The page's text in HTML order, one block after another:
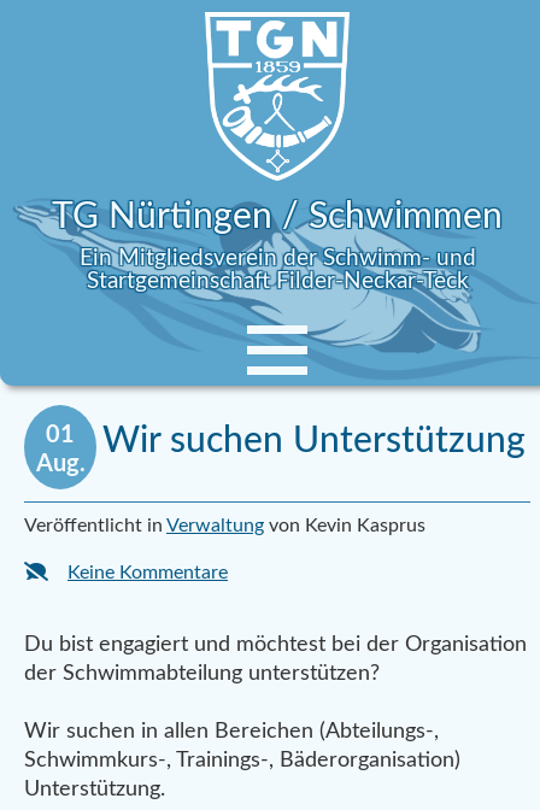
TG Nürtingen / Schwimmen
Ein Mitgliedsverein der Schwimm- und
Startgemeinschaft Filder-Neckar-Teck
01
Aug.
Wir suchen Unterstützung
Veröffentlicht in Verwaltung von Kevin Kasprus
Keine Kommentare
Du bist engagiert und möchtest bei der Organisation
der Schwimmabteilung unterstützen?
Wir suchen in allen Bereichen (Abteilungs-,
Schwimmkurs-, Trainings-, Bäderorganisation)
Unterstützung.